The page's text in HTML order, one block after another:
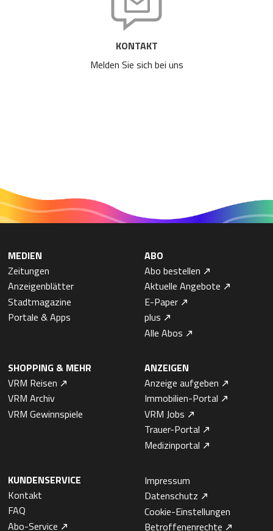
KONTAKT
Melden Sie sich bei uns
MEDIEN
Zeitungen
Anzeigenblätter
Stadtmagazine
Portale & Apps
ABO
Abo bestellen
Aktuelle Angebote
E-Paper
plus
Alle Abos
SHOPPING & MEHR
VRM Reisen
VRM Archiv
VRM Gewinnspiele
ANZEIGEN
Anzeige aufgeben
Immobilien-Portal
VRM Jobs
Trauer-Portal
Medizinportal
KUNDENSERVICE
Kontakt
FAQ
Abo-Service
Impressum
Datenschutz
Cookie-Einstellungen
Betroffenenrechte